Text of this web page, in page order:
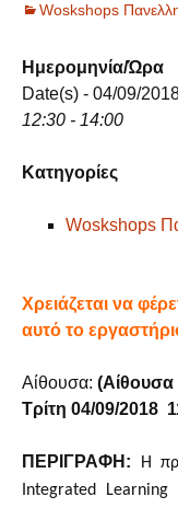
Woskshops
Ημερομηνία/Ώρα
Date(s) - 04/09/
12:30 - 14:00
Κατηγορίες
Woskshops
Χρειάζεται να
αυτό το
Αίθουσα: (Αίθουσα
Τρίτη 04/09/2018
ΠΕΡΙΓΡΑΦΗ:
H
Integrated Learning